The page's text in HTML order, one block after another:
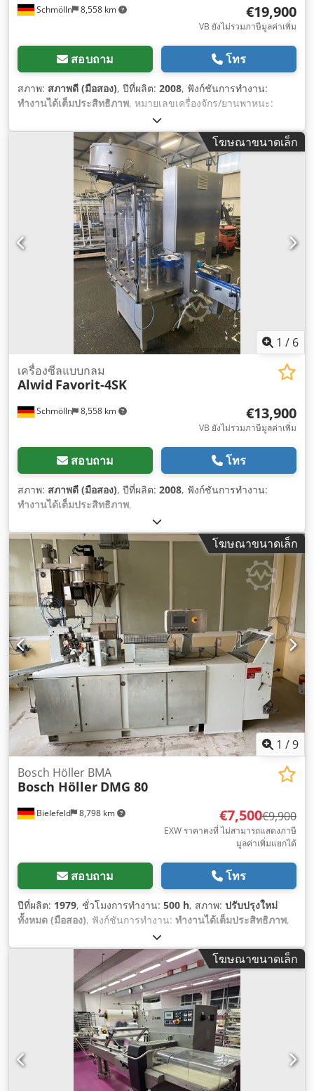
Schmölln 8,558 km €19,900
VB ยังไม่รวมภาษีมูลค่าเพิ่ม
สอบถาม โทร
สภาพ: สภาพดี (มือสอง), ปีที่ผลิต: 2008, ฟังก์ชันการทำงาน:
ทำงานได้เต็มประสิทธิภาพ, หมายเลขเครื่องจักร/ยานพาหนะ:
โฆษณาขนาดเล็ก
1 / 6
Schmölln 8,558 km
เครื่องซีลแบบกลม
Alwid Favorit-4SK
€13,900
VB ยังไม่รวมภาษีมูลค่าเพิ่ม
สอบถาม โทร
สภาพ: สภาพดี (มือสอง), ปีที่ผลิต: 2008, ฟังก์ชันการทำงาน:
ทำงานได้เต็มประสิทธิภาพ,
โฆษณาขนาดเล็ก
1 /9
Bielefeld 8,798 km
Bosch Höller BMA
Bosch Höller DMG 80
€7,500€9,900
EXW ราคาคงที่ ไม่สามารถแสดงภาษี
มูลค่าเพิ่มแยกได้
สอบถาม โทร
ปีที่ผลิต: 1979, ชั่วโมงการทำงาน: 500 h, สภาพ: ปรับปรุงใหม่
ทั้งหมด (มือสอง), ฟังก์ชันการทำงาน: ทำงานได้เต็มประสิทธิภาพ,
หมายเลขเครื่องจักร/ยานพาหนะ:123
โฆษณาขนาดเล็ก